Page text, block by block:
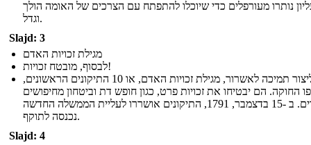
נותרו מעורפלים כדי שיוכלו להתפתח עם הצרכים של האומה הולך
וגדל.
Slajd: 3
מגילת זכויות האדם
לבסוף, מובטח זכויות!
כדי ליצור תמיכה לאשרור, מגילת זכויות האדם, או 10 התיקונים הראשונים,
החוקה. הם יבטיחו את זכויות פרט, כגון חופש דת וביטחון מחיפושים
סבירים. ב -15 בדצמבר, 1791, התיקונים אושררו לעליית הממשלה החדשה
נכנסה לתוקף.
Slajd: 4